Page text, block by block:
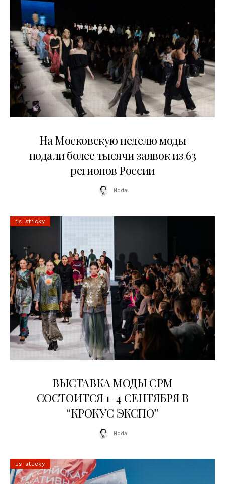
На Московскую неделю моды
подали более тысячи заявок из 63
регионов России
Moda
is sticky
ВЫСТАВКА МОДЫ CPM
СОСТОИТСЯ 1–4 СЕНТЯБРЯ В
“КРОКУС ЭКСПО”
Moda
is sticky